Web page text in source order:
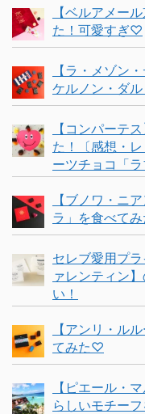
【ベルアメー
た！可愛すぎ♡
【ラ・メゾン
ケルノン・ダ
【コンパーテ
た！〔感想・
ーツチョコ「
【ブノワ・ニ
ラ」を食べて
セレブ愛用プ
ァレンティン
い！
【アンリ・ル
てみた♡
【ピエール・
らしいモチー